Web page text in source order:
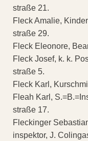
straße 21.
Fleck Amalie,
straße 29.
Fleck Eleonore,
Fleck Josef, k. k.
straße 5.
Fleck Karl,
Fleah Karl,
straße 17.
Fleckinger
inspektor, J.